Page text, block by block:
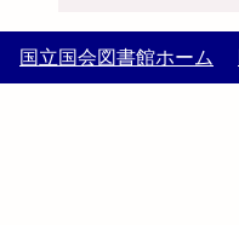
国立国会図書館ホーム